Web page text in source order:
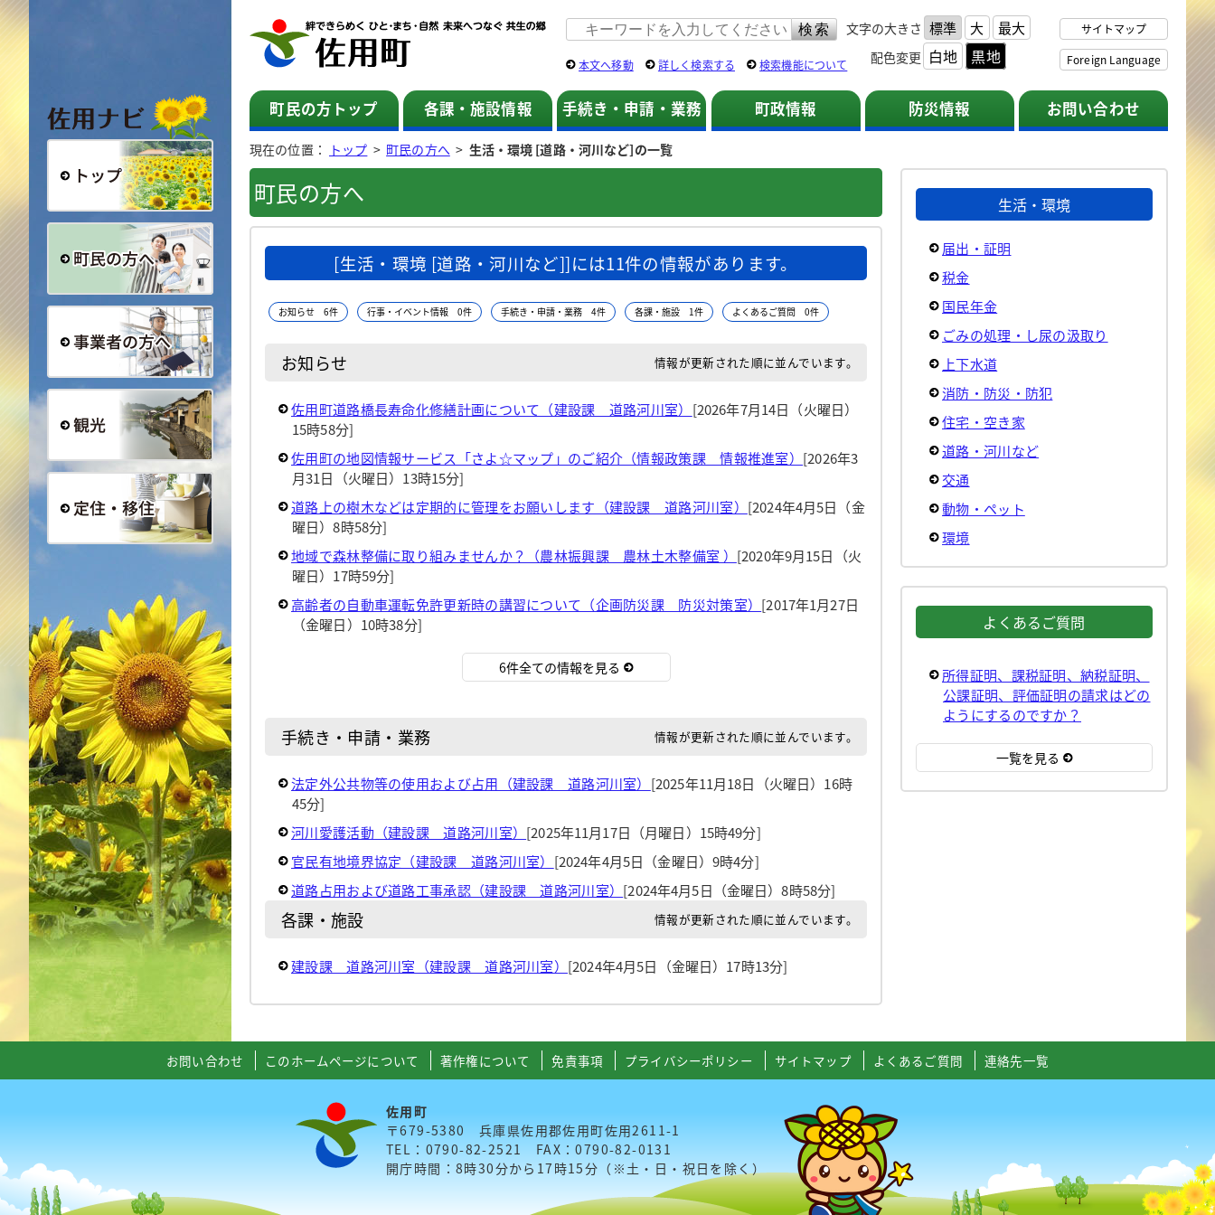
総合トップ
町民の方へ
事業者の方へ
定住・移住
佐用町 公式ホームページ 文字の大きさ 標準 大 最大
配色変更 白地 黒地
サイトマップ
Foreign Language
本文へ移動 詳しく検索する 検索機能について
町民の方トップ 各課・施設情報 手続き・申請・業務 町政情報 防災情報 お問い合わせ
現在の位置： トップ > 町民の方へ > 生活・環境 [道路・河川など]の一覧
町民の方へ
[生活・環境 [道路・河川など]]には11件の情報があります。
お知らせ 6件 行事・イベント情報 0件 手続き・申請・業務 4件 各課・施設 1件 よくあるご質問 0件
お知らせ 情報が更新された順に並んでいます。
佐用町道路橋長寿命化修繕計画について（建設課 道路河川室） [2026年7月14日（火曜日）
15時58分]
佐用町の地図情報サービス「さよ☆マップ」のご紹介（情報政策課 情報推進室） [2026年3
月31日（火曜日）13時15分]
道路上の樹木などは定期的に管理をお願いします（建設課 道路河川室） [2024年4月5日（金
曜日）8時58分]
地域で森林整備に取り組みませんか？（農林振興課 農林土木整備室 ） [2020年9月15日（火
曜日）17時59分]
高齢者の自動車運転免許更新時の講習について（企画防災課 防災対策室） [2017年1月27日
（金曜日）10時38分]
6件全ての情報を見る
手続き・申請・業務 情報が更新された順に並んでいます。
法定外公共物等の使用および占用（建設課 道路河川室） [2025年11月18日（火曜日）16時
45分]
河川愛護活動（建設課 道路河川室） [2025年11月17日（月曜日）15時49分]
官民有地境界協定（建設課 道路河川室） [2024年4月5日（金曜日）9時4分]
道路占用および道路工事承認（建設課 道路河川室） [2024年4月5日（金曜日）8時58分]
各課・施設 情報が更新された順に並んでいます。
建設課 道路河川室（建設課 道路河川室） [2024年4月5日（金曜日）17時13分]
生活・環境
届出・証明
税金
国民年金
ごみの処理・し尿の汲取り
上下水道
消防・防災・防犯
住宅・空き家
道路・河川など
交通
動物・ペット
環境
よくあるご質問
所得証明、課税証明、納税証明、
公課証明、評価証明の請求はどの
ようにするのですか？
一覧を見る
お問い合わせ このホームページについて 著作権について 免責事項 プライバシーポリシー サイトマップ よくあるご質問 連絡先一覧
佐用町
〒679-5380 兵庫県佐用郡佐用町佐用2611-1
TEL：0790-82-2521 FAX：0790-82-0131
開庁時間：8時30分から17時15分（※土・日・祝日を除く）